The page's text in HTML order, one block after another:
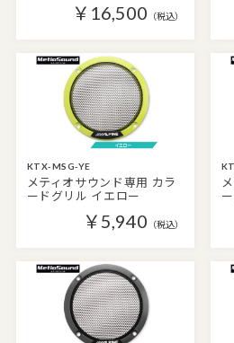
￥16,500 （税込）
KTX-MSG-YE
メティオサウンド専用 カラ
ードグリル イエロー
￥5,940 （税込）